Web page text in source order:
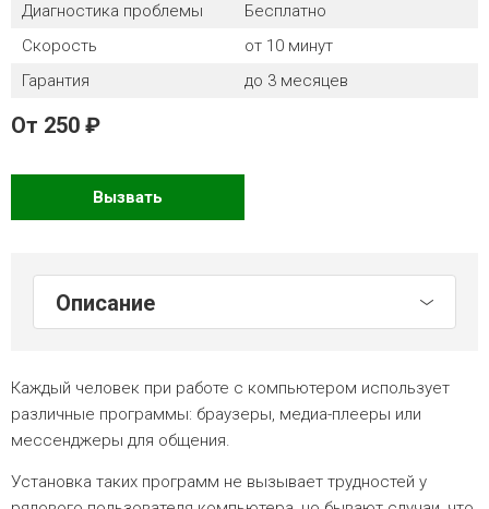
Диагностика проблемы
Бесплатно
Скорость
от 10 минут
Гарантия
до 3 месяцев
От 250
Вызвать
Описание
Каждый человек при работе с компьютером использует
различные программы: браузеры, медиа-плееры или
мессенджеры для общения.
Установка таких программ не вызывает трудностей у